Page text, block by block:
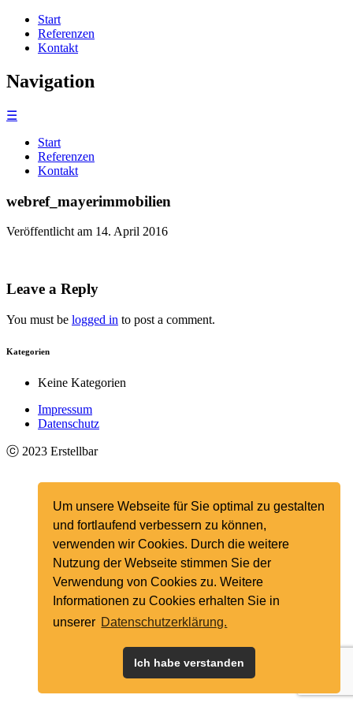
Um unsere Webseite für Sie optimal zu gestalten
und fortlaufend verbessern zu können,
verwenden wir Cookies. Durch die weitere
Nutzung der Webseite stimmen Sie der
Verwendung von Cookies zu. Weitere
Informationen zu Cookies erhalten Sie in
unserer Datenschutzerklärung.
Ich habe verstanden
Start
Referenzen
Kontakt
Navigation
☰
Start
Referenzen
Kontakt
webref_mayerimmobilien
Veröffentlicht am 14. April 2016
Leave a Reply
You must be logged in to post a comment.
Kategorien
Keine Kategorien
Impressum
Datenschutz
ⓒ 2023 Erstellbar